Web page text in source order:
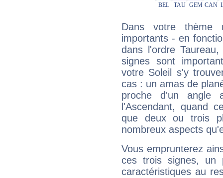
Dans votre thème
importants - en
dans l'ordre
signes sont
votre Soleil s'y
cas : un amas de
proche d'un
l'Ascendant, quand
que deux ou trois
nombreux aspects
Vous emprunterez
ces trois signes, un
caractéristiques au